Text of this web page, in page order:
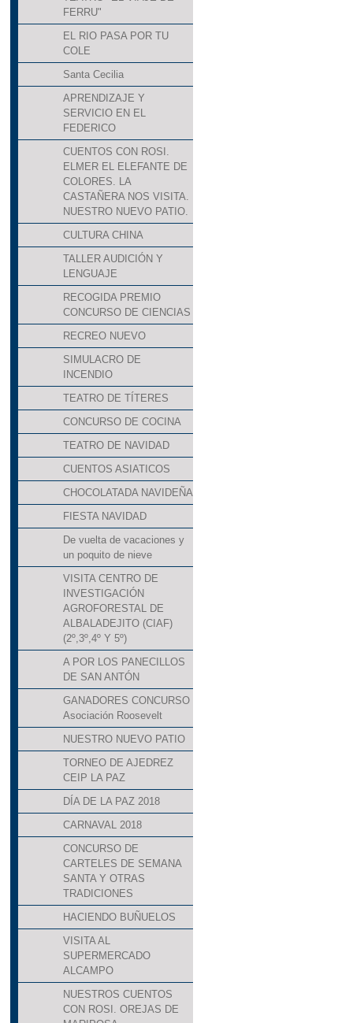
FERRU"
EL RIO PASA POR TU
COLE
Santa Cecilia
APRENDIZAJE Y
SERVICIO EN EL
FEDERICO
CUENTOS CON ROSI.
ELMER EL ELEFANTE DE
COLORES. LA
CASTAÑERA NOS VISITA.
NUESTRO NUEVO PATIO.
CULTURA CHINA
TALLER AUDICIÓN Y
LENGUAJE
RECOGIDA PREMIO
CONCURSO DE CIENCIAS
RECREO NUEVO
SIMULACRO DE
INCENDIO
TEATRO DE TÍTERES
CONCURSO DE COCINA
TEATRO DE NAVIDAD
CUENTOS ASIATICOS
CHOCOLATADA NAVIDEÑA
FIESTA NAVIDAD
De vuelta de vacaciones y
un poquito de nieve
VISITA CENTRO DE
INVESTIGACIÓN
AGROFORESTAL DE
ALBALADEJITO (CIAF)
(2º,3º,4º Y 5º)
A POR LOS PANECILLOS
DE SAN ANTÓN
GANADORES CONCURSO
Asociación Roosevelt
NUESTRO NUEVO PATIO
TORNEO DE AJEDREZ
CEIP LA PAZ
DÍA DE LA PAZ 2018
CARNAVAL 2018
CONCURSO DE
CARTELES DE SEMANA
SANTA Y OTRAS
TRADICIONES
HACIENDO BUÑUELOS
VISITA AL
SUPERMERCADO
ALCAMPO
NUESTROS CUENTOS
CON ROSI. OREJAS DE